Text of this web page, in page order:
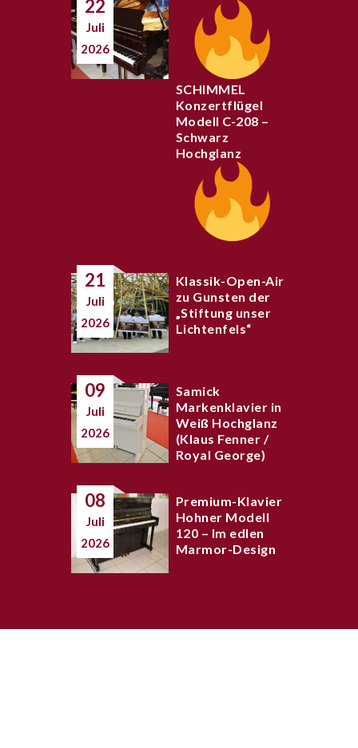
22
Juli
2026
SCHIMMEL
Konzertflügel
Modell C-208 –
Schwarz
Hochglanz
21
Juli
2026
Klassik-Open-Air
zu Gunsten der
„Stiftung unser
Lichtenfels“
09
Juli
2026
Samick
Markenklavier in
Weiß Hochglanz
(Klaus Fenner /
Royal George)
08
Juli
2026
Premium-Klavier
Hohner Modell
120 – Im edlen
Marmor-Design